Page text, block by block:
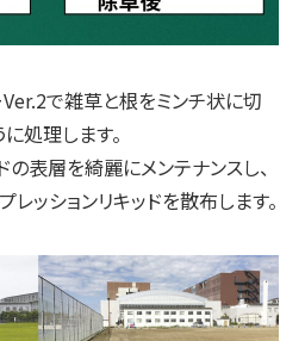
Ver.2で雑草と根をミンチ状に切
処理します。
表層を綺麗にメンテナンスし、
ッションリキッドを散布します。